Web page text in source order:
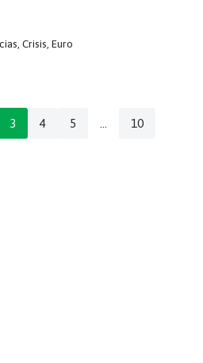
Crisis Euro
3 4 5 10